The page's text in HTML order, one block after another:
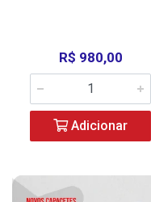
R$ 980,00
Adicionar